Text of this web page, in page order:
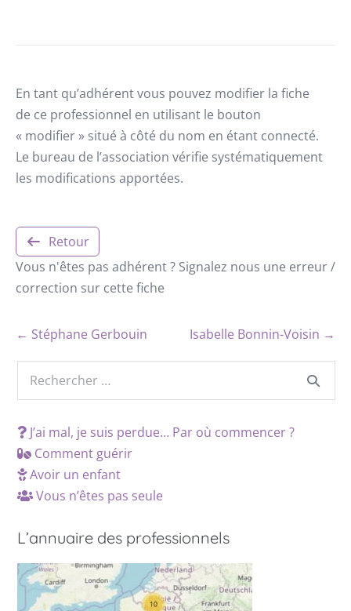
En tant qu’adhérent vous pouvez modifier la fiche
de ce professionnel en utilisant le bouton
« modifier » situé à côté du nom en étant connecté.
Le bureau de l’association vérifie systématiquement
les modifications apportées.
Retour
Vous n'êtes pas adhérent ? Signalez nous une erreur /
correction sur cette fiche
← Stéphane Gerbouin Isabelle Bonnin-Voisin →
J’ai mal, je suis perdue… Par où commencer ?
Comment guérir
Avoir un enfant
Vous n’êtes pas seule
L’annuaire des professionnels